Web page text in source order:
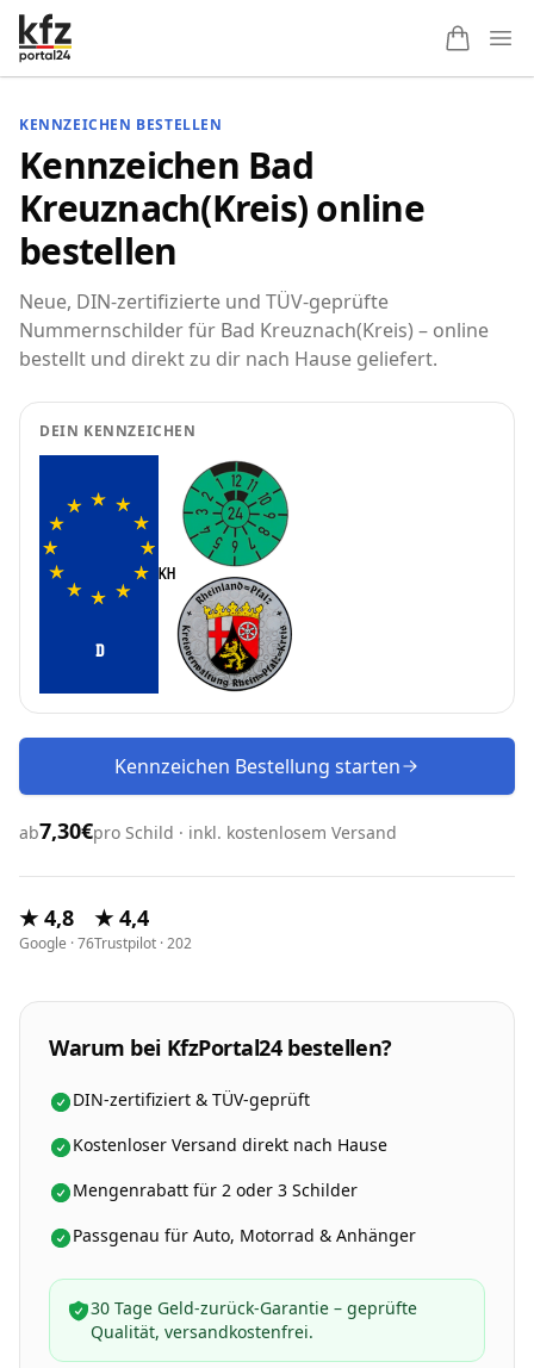
KENNZEICHEN BESTELLEN
Kennzeichen Bad
Kreuznach(Kreis) online
bestellen
Neue, DIN-zertifizierte und TÜV-geprüfte
Nummernschilder für Bad Kreuznach(Kreis) – online
bestellt und direkt zu dir nach Hause geliefert.
DEIN KENNZEICHEN
D
Kennzeichen Bestellung starten
ab7,30€pro Schild · inkl. kostenlosem Versand
★ 4,8
Google · 76
★ 4,4
Trustpilot · 202
Warum bei KfzPortal24 bestellen?
DIN-zertifiziert & TÜV-geprüft
Kostenloser Versand direkt nach Hause
Mengenrabatt für 2 oder 3 Schilder
Passgenau für Auto, Motorrad & Anhänger
30 Tage Geld-zurück-Garantie – geprüfte
Qualität, versandkostenfrei.